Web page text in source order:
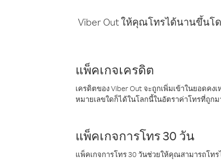
Viber Out ให้คุณโทรได้นานขึ้นโ
แพ็คเกจเครดิต
เครดิตของ Viber Out จะถูกเพิ่มเข้าในยอดค
หมายเลขใดก็ได้ในโลกนี้ในอัตราค่าโทรที่ถูกม
แพ็คเกจการโทร 30 วัน
แพ็คเกจการโทร 30 วันช่วยให้คุณสามารถโท